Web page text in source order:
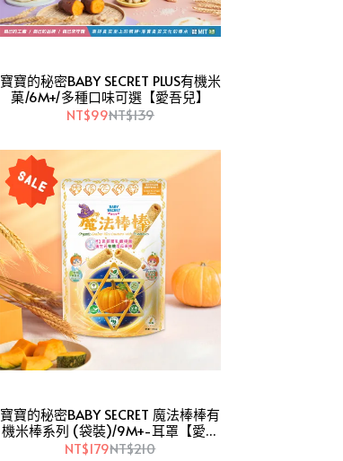
寶寶的秘密BABY SECRET PLUS有機米
菓/6M+/多種口味可選【愛吾兒】
NT$99NT$139
寶寶的秘密BABY SECRET 魔法棒棒有
機米棒系列 (袋裝)/9M+-耳罩【愛吾
兒】
NT$179NT$210